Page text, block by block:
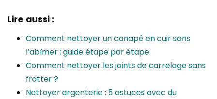
Lire aussi :
Comment nettoyer un canapé en cuir sans
l’abîmer : guide étape par étape
Comment nettoyer les joints de carrelage sans
frotter ?
Nettoyer argenterie : 5 astuces avec du